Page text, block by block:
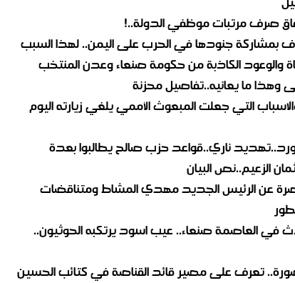
صرف مرتبات موظفي الدولة..!
بمشاركة جنودها في الحرب على اليمن.. لهذا السبب
والوعود الكاذبة من حكومة صنعاء وعدن المنتخب
وهذا ما يعانيه..تفاصيل محزنة
التي جعلت المبعوث الأممي يلغي زيارته اليوم
ناري..قواعد حزب صالح يطالبوا بعدة
الزعيم..نص البيان
عن الرئيس الجديد مهدي المشاط ومتناقضات
في العاصمة صنعاء.. عيب اسود يرتكبه الحوثيون..
تعرف على مصير قائد القناصة في كتائب الحسين